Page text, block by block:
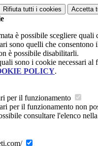
Rifiuta tutti i cookies Accetta
è possibile scegliere quali
sono quelli che consentono
è possibile disabilitarli.
sono i cookie necessari al
POLICY.
per il funzionamento
per il funzionamento non
consultare l'elenco